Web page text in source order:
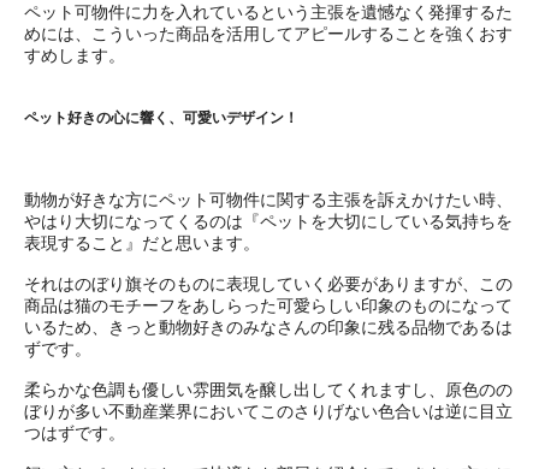
ペット可物件に力を入れているという主張を遺憾なく発揮するた
めには、こういった商品を活用してアピールすることを強くおす
すめします。
ペット好きの心に響く、可愛いデザイン！
動物が好きな方にペット可物件に関する主張を訴えかけたい時、
やはり大切になってくるのは『ペットを大切にしている気持ちを
表現すること』だと思います。
それはのぼり旗そのものに表現していく必要がありますが、この
商品は猫のモチーフをあしらった可愛らしい印象のものになって
いるため、きっと動物好きのみなさんの印象に残る品物であるは
ずです。
柔らかな色調も優しい雰囲気を醸し出してくれますし、原色のの
ぼりが多い不動産業界においてこのさりげない色合いは逆に目立
つはずです。